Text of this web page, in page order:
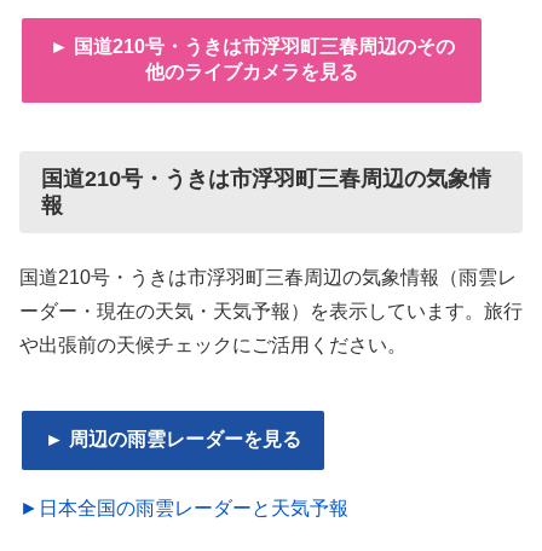
► 国道210号・うきは市浮羽町三春周辺のその
他のライブカメラを見る
国道210号・うきは市浮羽町三春周辺の気象情
報
国道210号・うきは市浮羽町三春周辺の気象情報（雨雲レ
ーダー・現在の天気・天気予報）を表示しています。旅行
や出張前の天候チェックにご活用ください。
► 周辺の雨雲レーダーを見る
►日本全国の雨雲レーダーと天気予報